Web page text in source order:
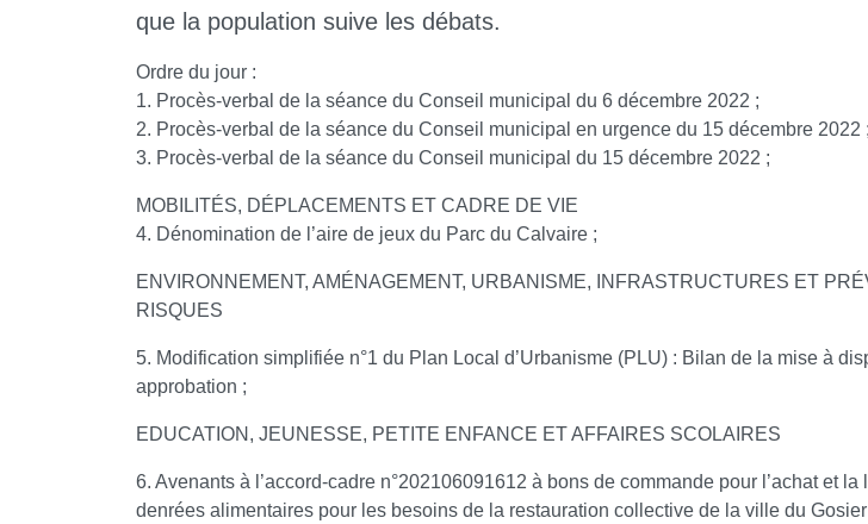
que la population suive les débats.
Ordre du jour :
1. Procès-verbal de la séance du Conseil municipal du 6 décembre 2022 ;
2. Procès-verbal de la séance du Conseil municipal en urgence du 15 décembre 2022 ;
3. Procès-verbal de la séance du Conseil municipal du 15 décembre 2022 ;
MOBILITÉS, DÉPLACEMENTS ET CADRE DE VIE
4. Dénomination de l’aire de jeux du Parc du Calvaire ;
ENVIRONNEMENT, AMÉNAGEMENT, URBANISME, INFRASTRUCTURES ET
RISQUES
5. Modification simplifiée n°1 du Plan Local d’Urbanisme (PLU) : Bilan de la mise à
approbation ;
EDUCATION, JEUNESSE, PETITE ENFANCE ET AFFAIRES SCOLAIRES
6. Avenants à l’accord-cadre n°202106091612 à bons de commande pour l’achat et la
denrées alimentaires pour les besoins de la restauration collective de la ville du Gosier